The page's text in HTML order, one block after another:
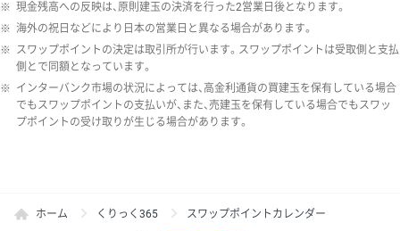
※ 現金残高への反映は、原則建玉の決済を行った2営業日後となります。
※ 海外の祝日などにより日本の営業日と異なる場合があります。
※ スワップポイントの決定は取引所が行います。スワップポイントは受取側と支払
側とで同額となっています。
※ インターバンク市場の状況によっては、高金利通貨の買建玉を保有している場合
でもスワップポイントの支払いが、また、売建玉を保有している場合でもスワッ
プポイントの受け取りが生じる場合があります。
ホーム くりっく365 スワップポイントカレンダー